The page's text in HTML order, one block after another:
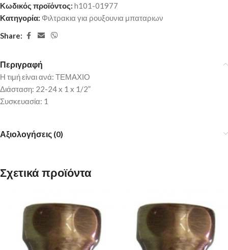
Κωδικός προϊόντος: h101-01977
Κατηγορία: Φιλτρακια για ρουξουνια μπαταριων
Share:
Περιγραφή
Η τιμή είναι ανά: ΤΕΜΑΧΙΟ
Διάσταση: 22-24 x 1 x 1/2”
Συσκευασία: 1
Αξιολογήσεις (0)
Σχετικά προϊόντα